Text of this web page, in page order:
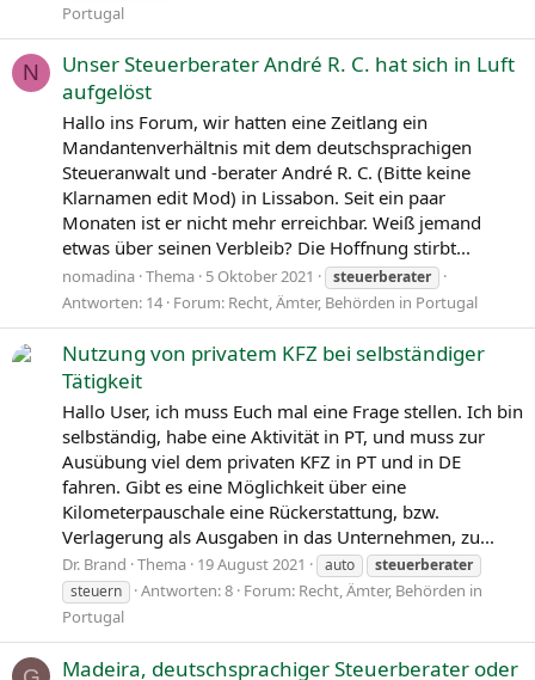
Portugal
N
Unser Steuerberater André R. C. hat sich in Luft
aufgelöst
Hallo ins Forum, wir hatten eine Zeitlang ein
Mandantenverhältnis mit dem deutschsprachigen
Steueranwalt und -berater André R. C. (Bitte keine
Klarnamen edit Mod) in Lissabon. Seit ein paar
Monaten ist er nicht mehr erreichbar. Weiß jemand
etwas über seinen Verbleib? Die Hoffnung stirbt...
nomadina Thema 5 Oktober 2021 steuerberater
Antworten: 14 Forum: Recht, Ämter, Behörden in Portugal
Nutzung von privatem KFZ bei selbständiger
Tätigkeit
Hallo User, ich muss Euch mal eine Frage stellen. Ich bin
selbständig, habe eine Aktivität in PT, und muss zur
Ausübung viel dem privaten KFZ in PT und in DE
fahren. Gibt es eine Möglichkeit über eine
Kilometerpauschale eine Rückerstattung, bzw.
Verlagerung als Ausgaben in das Unternehmen, zu...
Dr. Brand Thema 19 August 2021 auto
steuerberater
steuern
Antworten: 8 Forum: Recht, Ämter, Behörden in
Portugal
Madeira, deutschsprachiger Steuerberater oder